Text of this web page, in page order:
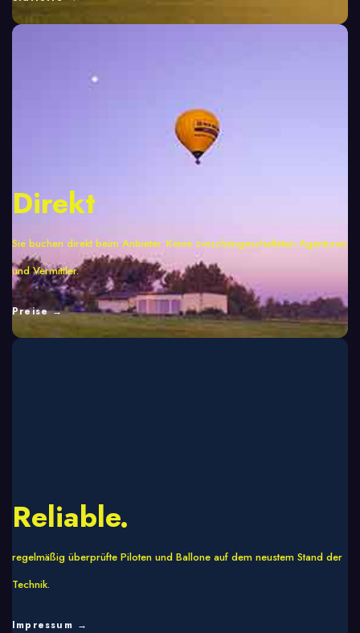
Direkt
Sie buchen direkt beim Anbieter. Keine zwischengeschalteten Agenturen
und Vermittler.
Preise →
Reliable.
regelmäßig überprüfte Piloten und Ballone auf dem neustem Stand der
Technik.
Impressum →